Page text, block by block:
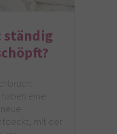
ständig
eine
mit der